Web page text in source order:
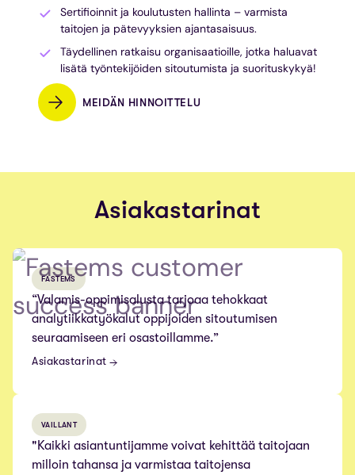
Sertifioinnit ja koulutusten hallinta – varmista
taitojen ja pätevyyksien ajantasaisuus.
Täydellinen ratkaisu organisaatioille, jotka haluavat
lisätä työntekijöiden sitoutumista ja suorituskykyä!
MEIDÄN HINNOITTELU
Asiakastarinat
FASTEMS
“Valamis-oppimisalusta tarjoaa tehokkaat
analytiikkatyökalut oppijoiden sitoutumisen
seuraamiseen eri osastoillamme.”
Asiakastarinat
VAILLANT
"Kaikki asiantuntijamme voivat kehittää taitojaan
milloin tahansa ja varmistaa taitojensa